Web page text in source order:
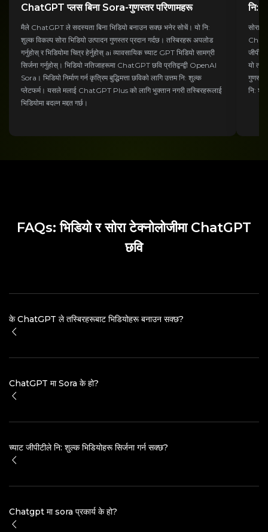
ChatGPT प्लस बिना Sora-गुणस्तर परिणामहरू
मैले ChatGPT ले सदस्यता बिना भिडियो बनाउन सक्छ भनेर सोचें। यो नि:
शुल्क विकल्प सोरा भिडियो उत्पादन गुणस्तर प्रदान गर्दछ। तस्बिरहरू अपलोड
गर्नुहोस् र भिडियोमा चित्र हेर्नुहोस् ai व्यावसायिक च्याट GPT भिडियो सामग्री
सिर्जना गर्नुहोस्। भिडियो नतिजाहरूमा ChatGPT छवि प्रतिद्वन्द्वी OpenAI
Sora। भिडियो निर्माण गर्न कृत्रिम बुद्धिमत्ता छविको लागि उत्तम नि: शुल्क
प्लेटफर्म। यसले मलाई ChatGPT Plus को लागि भुक्तान नगरी तस्बिरहरूलाई
भिडियोमा बदल्न मद्दत गर्छ।
नि:
सोरा
यो
नि:
FAQs: भिडियो र सोरा टेक्नोलोजीमा ChatGPT
छवि
के ChatGPT ले तस्बिरहरूबाट भिडियोहरू बनाउन सक्छ?
ChatGPT मा Sora के हो?
च्याट जीपीटीले नि: शुल्क भिडियोहरू सिर्जना गर्न सक्छ?
Chatgpt मा sora प्रकार्य के हो?